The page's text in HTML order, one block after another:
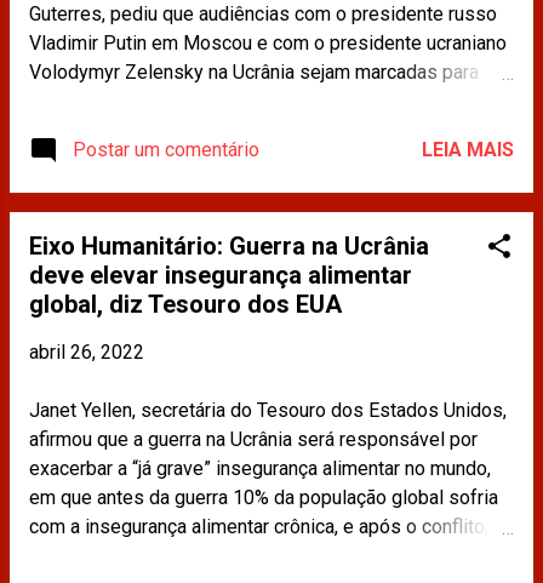
Guterres, pediu que audiências com o presidente russo
Vladimir Putin em Moscou e com o presidente ucraniano
Volodymyr Zelensky na Ucrânia sejam marcadas para
https://www.cnnbrasil.com.br/internacional/secretario-
geral-da-onu-pede-reunioes-com-putin-e-zelensky-
separadamente/ Os materiais publicados na imprensa e
compartilhados neste site não refletem a opinião da
CDINT / OAB-RJ.
Postar um comentário LEIA MAIS
Eixo Humanitário: Guerra na Ucrânia
deve elevar insegurança alimentar
global, diz Tesouro dos EUA
abril 26, 2022
Janet Yellen, secretária do Tesouro dos Estados Unidos,
afirmou que a guerra na Ucrânia será responsável por
exacerbar a “já grave” insegurança alimentar no mundo,
em que antes da guerra 10% da população global sofria
com a insegurança alimentar crônica, e após o conflito,